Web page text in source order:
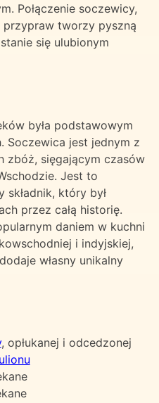
Połączenie soczewicy,
tworzy pyszną
się ulubionym
była podstawowym
Soczewica jest jednym z
zbóż, sięgającym czasów
Jest to
który był
przez całą historię.
daniem w kuchni
i indyjskiej,
własny unikalny
, opłukanej i odcedzonej